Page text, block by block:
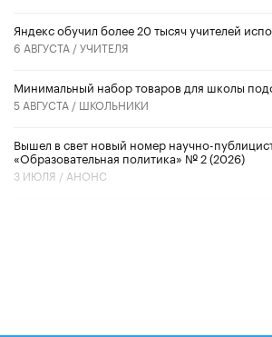
​Яндекс обучил более 20 тысяч учителей
6 АВГУСТА /УЧИТЕЛЯ
Минимальный набор товаров для школы
5 АВГУСТА / ШКОЛЬНИКИ
Вышел в свет новый номер научно-
«Образовательная политика» № 2 (2026)
3 ИЮЛЯ / АНОНС